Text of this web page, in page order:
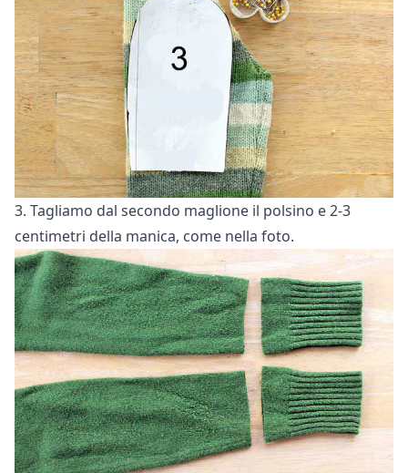
3. Tagliamo dal secondo maglione il polsino e 2-3
centimetri della manica, come nella foto.